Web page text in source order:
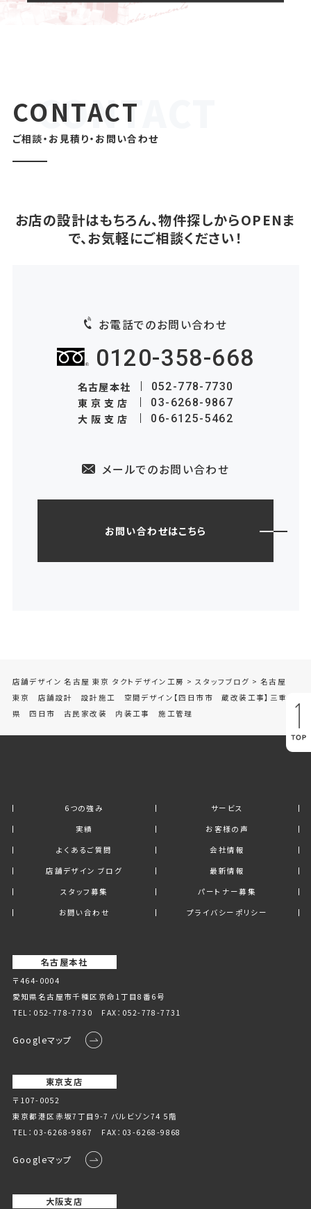
CONTACT
ご相談・お見積り・お問い合わせ
お店の設計はもちろん、物件探しからOPENま
で、お気軽にご相談ください！
お電話でのお問い合わせ
0120-358-668
名古屋本社 052-778-7730
東京支店 03-6268-9867
大阪支店 06-6125-5462
メールでのお問い合わせ
お問い合わせはこちら
店舗デザイン 名古屋 東京 タクトデザイン工房 > スタッフブログ > 名古屋
東京 店舗設計 設計施工 空間デザイン【四日市市 蔵改装工事】三重
県 四日市 古民家改装 内装工事 施工管理
6つの強み
サービス
実績
お客様の声
よくあるご質問
会社情報
店舗デザイン ブログ
最新情報
スタッフ募集
パートナー募集
お問い合わせ
プライバシーポリシー
名古屋本社
〒464-0004
愛知県名古屋市千種区京命1丁⽬8番6号
TEL： 052-778-7730 FAX：052-778-7731
Googleマップ
東京支店
〒107-0052
東京都港区赤坂7丁目9-7 バルビゾン74 5階
TEL： 03-6268-9867 FAX：03-6268-9868
Googleマップ
大阪支店